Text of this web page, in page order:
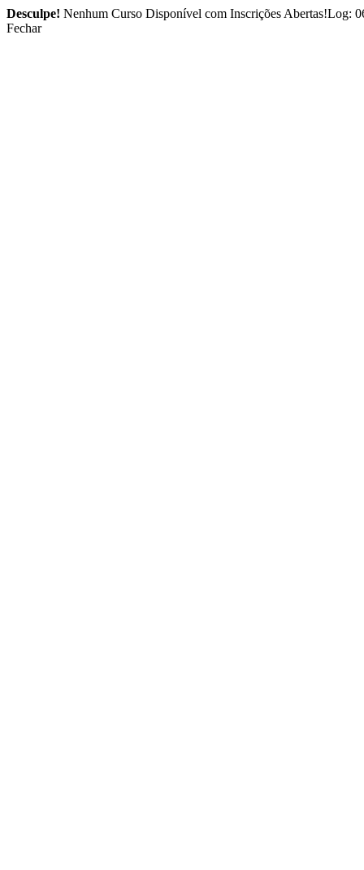
Desculpe! Nenhum Curso Disponível com Inscrições Abertas!Log:
Fechar